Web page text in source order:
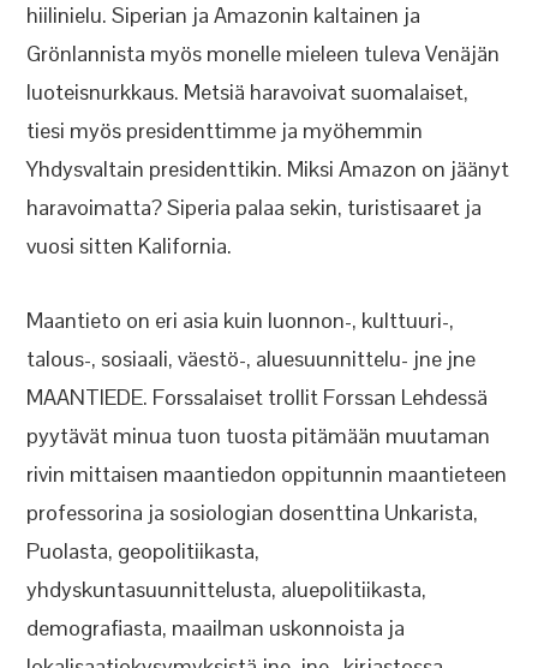
hiilinielu. Siperian ja Amazonin kaltainen ja
Grönlannista myös monelle mieleen tuleva Venäjän
luoteisnurkkaus. Metsiä haravoivat suomalaiset,
tiesi myös presidenttimme ja myöhemmin
Yhdysvaltain presidenttikin. Miksi Amazon on jäänyt
haravoimatta? Siperia palaa sekin, turistisaaret ja
vuosi sitten Kalifornia.
Maantieto on eri asia kuin luonnon-, kulttuuri-,
talous-, sosiaali, väestö-, aluesuunnittelu- jne jne
MAANTIEDE. Forssalaiset trollit Forssan Lehdessä
pyytävät minua tuon tuosta pitämään muutaman
rivin mittaisen maantiedon oppitunnin maantieteen
professorina ja sosiologian dosenttina Unkarista,
Puolasta, geopolitiikasta,
yhdyskuntasuunnittelusta, aluepolitiikasta,
demografiasta, maailman uskonnoista ja